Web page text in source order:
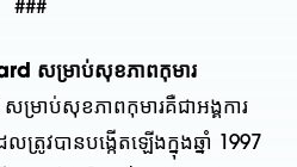
###
សម្រាប់សុខភាពកុមារ
ាប់សុខភាពកុមារគឺជាអង្គការ
វបានបង្កើតឡើងក្នុងឆ្នាំ 1997